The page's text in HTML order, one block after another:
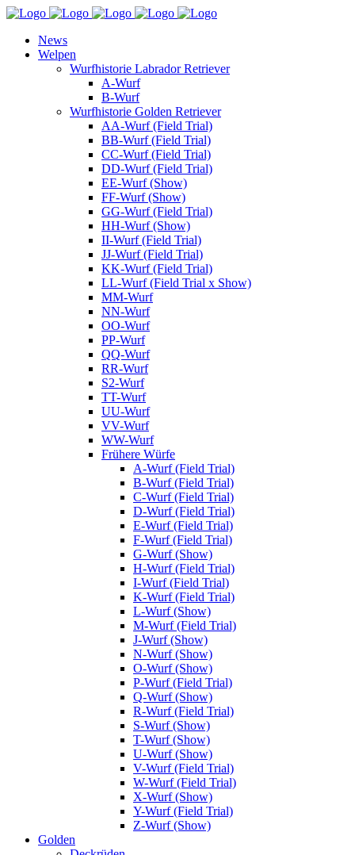
News
Welpen
Wurfhistorie Labrador Retriever
A-Wurf
B-Wurf
Wurfhistorie Golden Retriever
AA-Wurf (Field Trial)
BB-Wurf (Field Trial)
CC-Wurf (Field Trial)
DD-Wurf (Field Trial)
EE-Wurf (Show)
FF-Wurf (Show)
GG-Wurf (Field Trial)
HH-Wurf (Show)
II-Wurf (Field Trial)
JJ-Wurf (Field Trial)
KK-Wurf (Field Trial)
LL-Wurf (Field Trial x Show)
MM-Wurf
NN-Wurf
OO-Wurf
PP-Wurf
QQ-Wurf
RR-Wurf
S2-Wurf
TT-Wurf
UU-Wurf
VV-Wurf
WW-Wurf
Frühere Würfe
A-Wurf (Field Trial)
B-Wurf (Field Trial)
C-Wurf (Field Trial)
D-Wurf (Field Trial)
E-Wurf (Field Trial)
F-Wurf (Field Trial)
G-Wurf (Show)
H-Wurf (Field Trial)
I-Wurf (Field Trial)
K-Wurf (Field Trial)
L-Wurf (Show)
M-Wurf (Field Trial)
J-Wurf (Show)
N-Wurf (Show)
O-Wurf (Show)
P-Wurf (Field Trial)
Q-Wurf (Show)
R-Wurf (Field Trial)
S-Wurf (Show)
T-Wurf (Show)
U-Wurf (Show)
V-Wurf (Field Trial)
W-Wurf (Field Trial)
X-Wurf (Show)
Y-Wurf (Field Trial)
Z-Wurf (Show)
Golden